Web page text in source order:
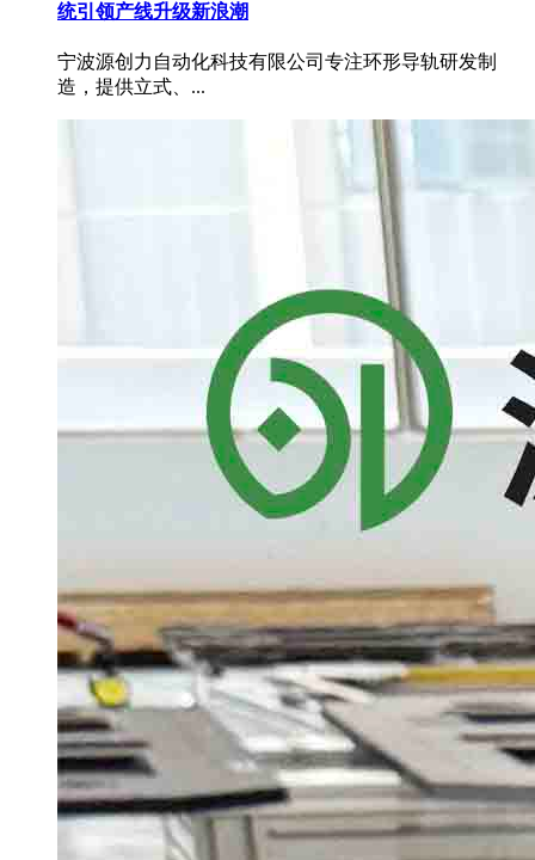
统引领产线升级新浪潮
宁波源创力自动化科技有限公司专注环形导轨研发制
造，提供立式、...